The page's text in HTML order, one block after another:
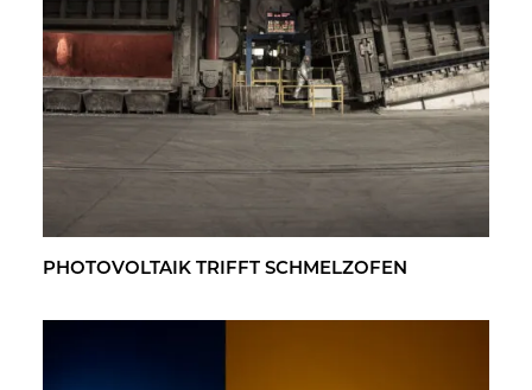
PHO­TO­VOL­TA­IK TRIFFT SCHMELZ­OFEN